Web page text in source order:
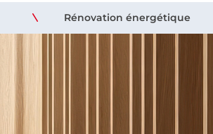
Rénovation énergétique